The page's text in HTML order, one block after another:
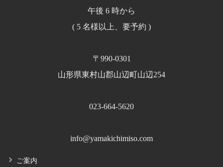
午後 6 時から
( 5 名様以上、要予約 )
〒990-0301
山形県東村山郡山辺町山辺254
023-664-5620
info@yamakichimiso.com
ご案内